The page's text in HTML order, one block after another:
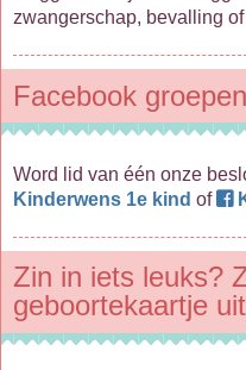
zwangerschap, bevalling
Facebook
Word lid van één onze
Kinderwens 1e kind of
Zin in iets leuks?
geboortekaartje uit